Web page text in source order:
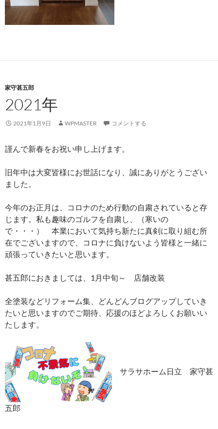
家守甚五郎
2021年
2021年1月9日 WPMASTER コメントする
謹んで新春をお祝い申し上げます。
旧年中は大変皆様にお世話になり、誠にありがとうござい
ました。
今年のお正月は、コロナのため行動の自粛されていると存
じます。私も趣味のゴルフを自粛し、（寒いの
で・・・） 本業において気持ち新たに真剣に取り組む所
在でございますので、コロナに負けないよう皆様と一緒に
頑張っていきたいと思います。
甚五郎におきましては、1月中旬～ 店舗改装
全塗装などリフォーム集、どんどんブログアップしていき
たいと思いますのでご期待、応援のほどよろしくお願いい
たします。
サラサホーム日立 家守甚
五郎